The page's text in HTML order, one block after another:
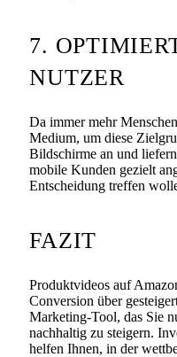
7.
NUTZER
Da immer mehr
Medium, um diese
Bildschirme an und
mobile Kunden gezielt
Entscheidung treffen
FAZIT
Produktvideos auf
Conversion über
Marketing-Tool, das Sie
nachhaltig zu steigern.
helfen Ihnen, in der